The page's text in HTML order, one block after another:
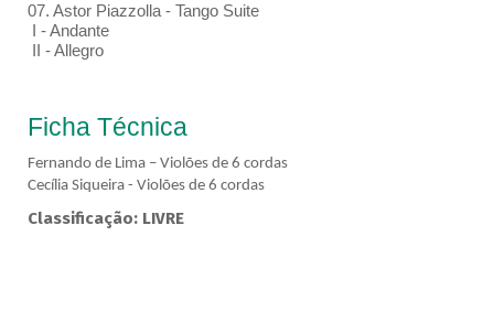
07. Astor Piazzolla - Tango Suite
I - Andante
II - Allegro
Ficha Técnica
Fernando de Lima – Violões de 6 cordas
Cecília Siqueira - Violões de 6 cordas
Classificação: LIVRE